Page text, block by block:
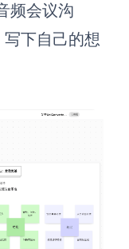
频会议沟
下自己的想